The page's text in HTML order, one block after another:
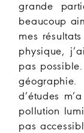
grande
beaucoup
mes
physique,
pas
d’études
pollution
pas